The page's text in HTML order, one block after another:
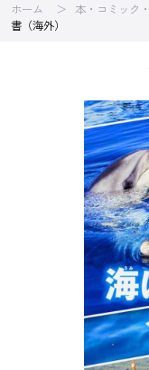
ホーム 本・コミック
書（海外）